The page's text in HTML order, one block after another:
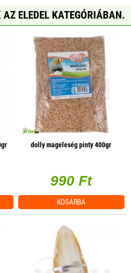
ELEDEL KATEGÓRIÁBAN.
dolly mageleség pinty 400gr
990 Ft
KOSÁRBA